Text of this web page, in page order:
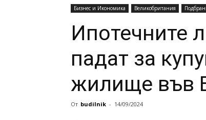
Бизнес и Икономика Великобритания
Ипотечните
падат за
жилище във
От budilnik - 14/09/2024